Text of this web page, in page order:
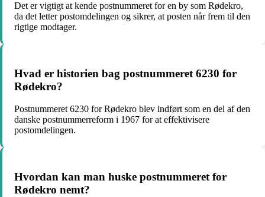
Det er vigtigt at kende postnummeret for en by som Rødekro,
da det letter postomdelingen og sikrer, at posten når frem til den
rigtige modtager.
Hvad er historien bag postnummeret 6230 for
Rødekro?
Postnummeret 6230 for Rødekro blev indført som en del af den
danske postnummerreform i 1967 for at effektivisere
postomdelingen.
Hvordan kan man huske postnummeret for
Rødekro nemt?